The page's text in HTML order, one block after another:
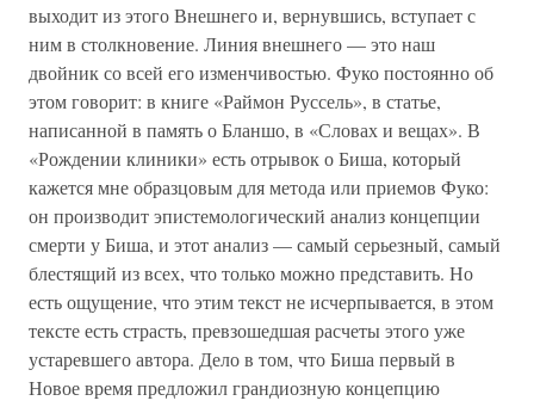
выходит из этого Внешнего и, вернувшись, вступает с
ним в столкновение. Линия внешнего — это наш
двойник со всей его изменчивостью. Фуко постоянно об
этом говорит: в книге «Раймон Руссель», в статье,
написанной в память о Бланшо, в «Словах и вещах». В
«Рождении клиники» есть отрывок о Биша, который
кажется мне образцовым для метода или приемов Фуко:
он производит эпистемологический анализ концепции
смерти у Биша, и этот анализ — самый серьезный, самый
блестящий из всех, что только можно представить. Но
есть ощущение, что этим текст не исчерпывается, в этом
тексте есть страсть, превзошедшая расчеты этого уже
устаревшего автора. Дело в том, что Биша первый в
Новое время предложил грандиозную концепцию